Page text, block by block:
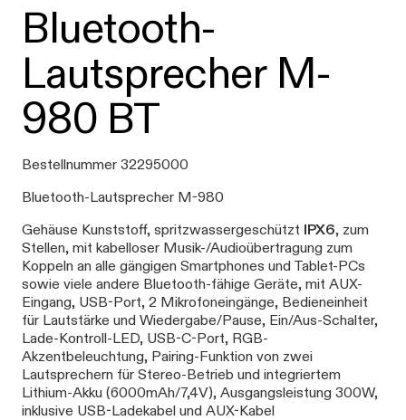
Bluetooth-
Lautsprecher M-
980 BT
Bestellnummer 32295000
Bluetooth-Lautsprecher M-980
Gehäuse Kunststoff, spritzwassergeschützt IPX6, zum
Stellen, mit kabelloser Musik-/Audioübertragung zum
Koppeln an alle gängigen Smartphones und Tablet-PCs
sowie viele andere Bluetooth-fähige Geräte, mit AUX-
Eingang, USB-Port, 2 Mikrofoneingänge, Bedieneinheit
für Lautstärke und Wiedergabe/Pause, Ein/Aus-Schalter,
Lade-Kontroll-LED, USB-C-Port, RGB-
Akzentbeleuchtung, Pairing-Funktion von zwei
Lautsprechern für Stereo-Betrieb und integriertem
Lithium-Akku (6000mAh/7,4V), Ausgangsleistung 300W,
inklusive USB-Ladekabel und AUX-Kabel